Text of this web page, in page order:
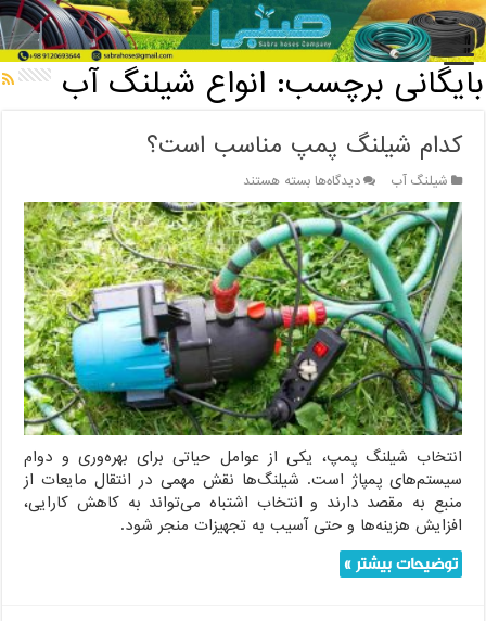
خانه / بایگانی برچسب: انواع شیلنگ آب
بایگانی برچسب: انواع شیلنگ آب
کدام شیلنگ پمپ مناسب است؟
شیلنگ آب دیدگاه‌هابرای
کدام
شیلنگ
پمپ
مناسب
است؟
بسته هستند
انتخاب شیلنگ پمپ، یکی از عوامل حیاتی برای بهره‌وری و دوام
سیستم‌های پمپاژ است. شیلنگ‌ها نقش مهمی در انتقال مایعات از
منبع به مقصد دارند و انتخاب اشتباه می‌تواند به کاهش کارایی،
افزایش هزینه‌ها و حتی آسیب به تجهیزات منجر شود.
توضیحات بیشتر »